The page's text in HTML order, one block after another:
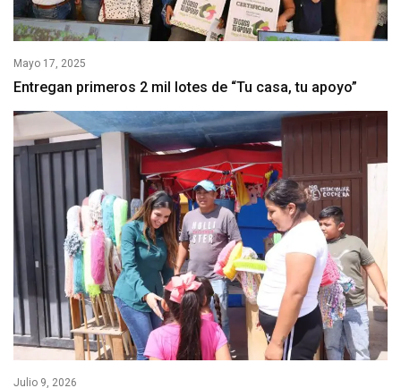
Mayo 17, 2025
Entregan primeros 2 mil lotes de “Tu casa, tu apoyo”
Julio 9, 2026